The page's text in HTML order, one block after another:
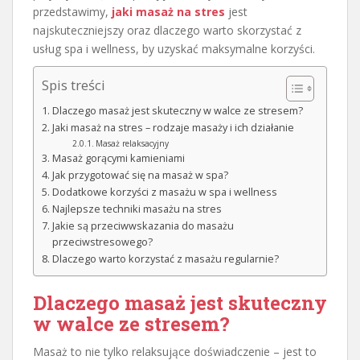
przedstawimy, jaki masaż na stres jest
najskuteczniejszy oraz dlaczego warto skorzystać z
usług spa i wellness, by uzyskać maksymalne korzyści.
Spis treści
Dlaczego masaż jest skuteczny w walce ze stresem?
Jaki masaż na stres – rodzaje masaży i ich działanie
Masaż relaksacyjny
Masaż gorącymi kamieniami
Jak przygotować się na masaż w spa?
Dodatkowe korzyści z masażu w spa i wellness
Najlepsze techniki masażu na stres
Jakie są przeciwwskazania do masażu
przeciwstresowego?
Dlaczego warto korzystać z masażu regularnie?
Dlaczego masaż jest skuteczny
w walce ze stresem?
Masaż to nie tylko relaksujące doświadczenie – jest to